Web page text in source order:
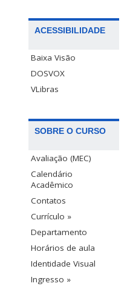
ACESSIBILIDADE
Baixa Visão
DOSVOX
VLibras
SOBRE O CURSO
Avaliação (MEC)
Calendário
Acadêmico
Contatos
Currículo »
Departamento
Horários de aula
Identidade Visual
Ingresso »